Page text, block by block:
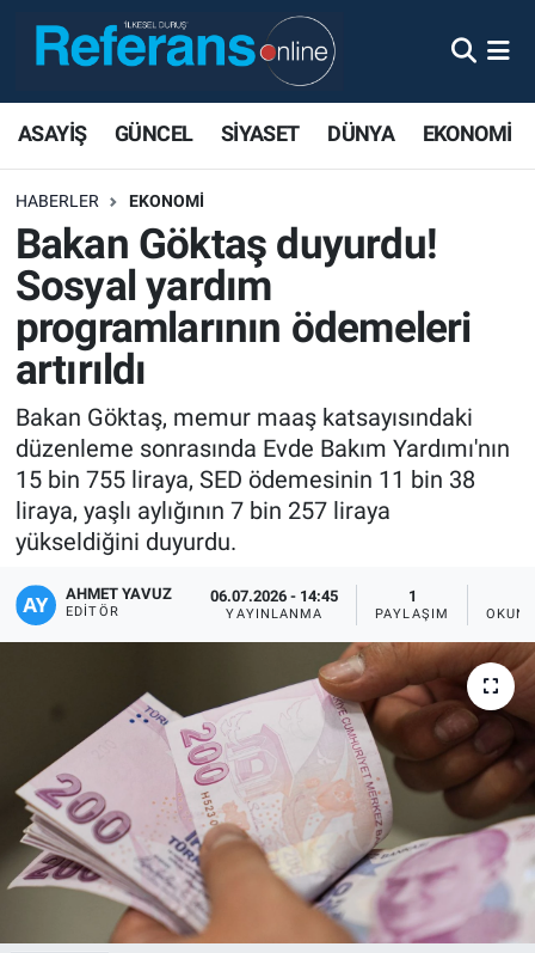
ASAYİŞ GÜNCEL SİYASET DÜNYA EKONOMİ
HABERLER EKONOMİ
Bakan Göktaş duyurdu!
Sosyal yardım
programlarının ödemeleri
artırıldı
Bakan Göktaş, memur maaş katsayısındaki
düzenleme sonrasında Evde Bakım Yardımı'nın
15 bin 755 liraya, SED ödemesinin 11 bin 38
liraya, yaşlı aylığının 7 bin 257 liraya
yükseldiğini duyurdu.
AHMET YAVUZ
EDITÖR
06.07.2026 - 14:45
YAYINLANMA
1
PAYLAŞIM